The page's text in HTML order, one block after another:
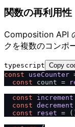
関数の再利用性
Composition API
クを複数のコンポ
typescript Copy
const
useCounter
const count =
const
increment
const decrement
const
reset = (